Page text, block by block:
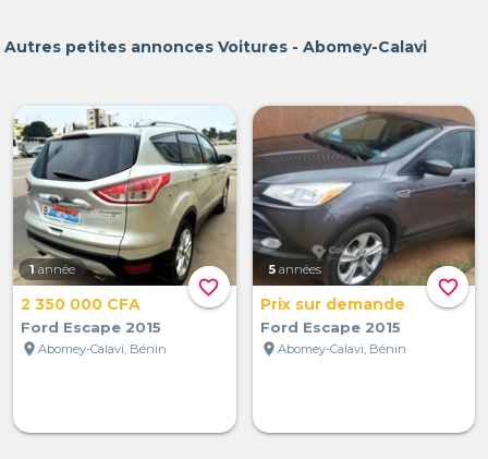
Autres petites annonces Voitures - Abomey-Calavi
favorite_border
1 année
2 350 000 CFA
Ford Escape 2015
location_on Abomey-Calavi, Bénin
favorite_border
5 années
Prix sur demande
Ford Escape 2015
location_on Abomey-Calavi, Bénin